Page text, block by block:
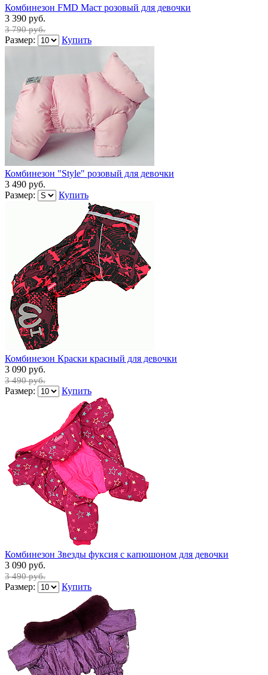
Комбинезон FMD Маст розовый для девочки
3 390 руб.
3 790 руб.
Размер: Купить
Комбинезон "Style" розовый для девочки
3 490 руб.
Размер:
Купить
Комбинезон Краски красный для девочки
3 090 руб.
3 490 руб.
Размер: Купить
Комбинезон Звезды фуксия с капюшоном для девочки
3 090 руб.
3 490 руб.
Размер: Купить